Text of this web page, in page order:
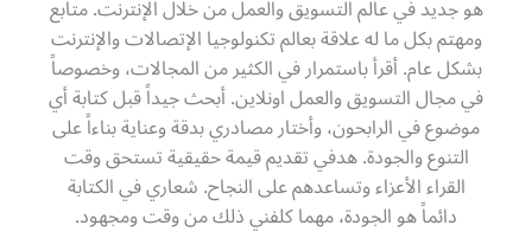
هو جديد في عالم التسويق والعمل من خلال الإنترنت. متابع
ومهتم بكل ما له علاقة بعالم تكنولوجيا الإتصالات والإنترنت
بشكل عام. أقرأ باستمرار في الكثير من المجالات، وخصوصاً
في مجال التسويق والعمل اونلاين. أبحث جيداً قبل كتابة أي
موضوع في الرابحون، وأختار مصادري بدقة وعناية بناءاً على
التنوع والجودة. هدفي تقديم قيمة حقيقية تستحق وقت
القراء الأعزاء وتساعدهم على النجاح. شعاري في الكتابة
دائماً هو الجودة، مهما كلفني ذلك من وقت ومجهود.